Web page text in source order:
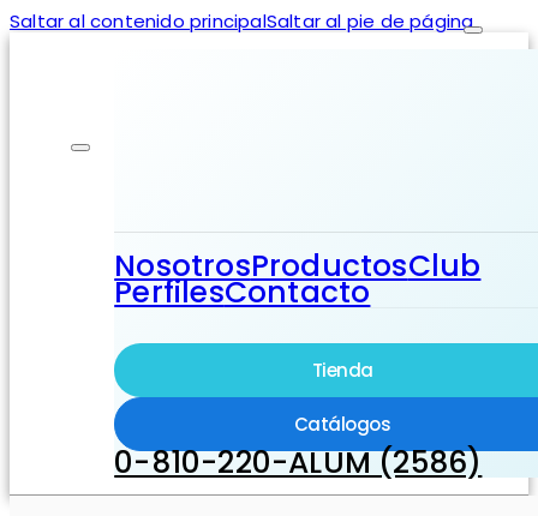
Saltar al contenido principalSaltar al pie de página
NosotrosProductosClub
PerfilesContacto
Tienda
Catálogos
0-810-220-ALUM (2586)